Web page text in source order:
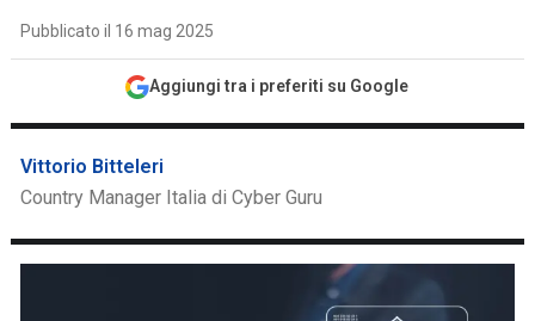
Pubblicato il 16 mag 2025
Aggiungi tra i preferiti su Google
Vittorio Bitteleri
Country Manager Italia di Cyber Guru